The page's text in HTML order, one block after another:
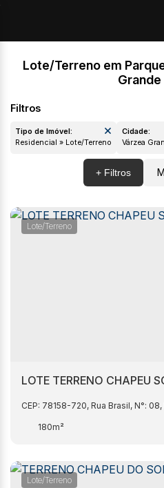
Lote/Terreno em
Tipo de Imóvel:
Residencial » Lote/Terreno
Lote/Terreno
LOTE TERRENO
CEP: 78158-720, Rua Brasil, N°: 08,
180m²
Lote/Terreno